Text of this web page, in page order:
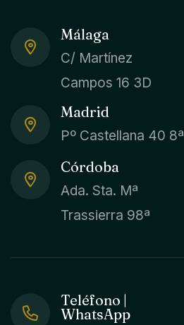
Málaga
C/ Martínez
Campos 16 3D
Madrid
Pº Castellana 40 8ª
Córdoba
Ada. Sta. Mª
Trassierra 98ª
Teléfono |
WhatsApp